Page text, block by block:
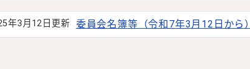
年3月12日更新 委員会名簿等（令和7年3月12日から）